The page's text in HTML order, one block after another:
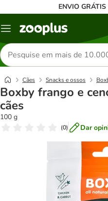
ENVIO
Menu
Pesquisar
produtos
Cães Snacks e ossos
Boxby frango e
cães
100 g
(0) Dar